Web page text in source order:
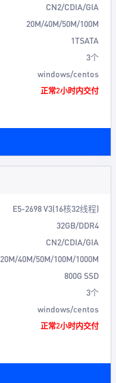
CN2/CDIA/GIA
20M/40M/50M/100M
1TSATA
3个
windows/centos
正常2小时内交付
E5-2698 V3(16核32线程)
32GB/DDR4
CN2/CDIA/GIA
20M/40M/50M/100M/1000M
800G SSD
3个
windows/centos
正常2小时内交付